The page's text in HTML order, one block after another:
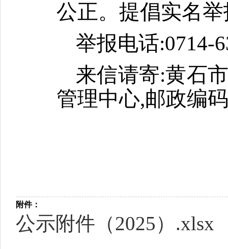
公正。提倡实名
举报电话:0714-
来信请寄:黄石
管理中心,邮政
附件：
公示附件（2025）.xlsx